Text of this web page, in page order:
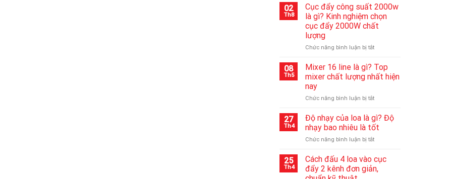
sửa
loa
bluetooth
không
nguồn
chóng
nhất
02
Th8
Cục đẩy công suất 2000w
là gì? Kinh nghiệm chọn
cục đẩy 2000W chất
lượng
Chức năng bình luận bị tắtở
đẩy
công
suất
là
Kinh
nghiệm
cục
2000W
chất
08
Th5
Mixer 16 line là gì? Top
mixer chất lượng nhất hiện
nay
Chức năng bình luận bị tắtở
16
line
là
gì?
mixer
chất
27
Th4
Độ nhạy của loa là gì? Độ
nhạy bao nhiêu là tốt
Chức năng bình luận bị tắtở
nhạy
của
loa
25
Th4
Cách đấu 4 loa vào cục
đẩy 2 kênh đơn giản,